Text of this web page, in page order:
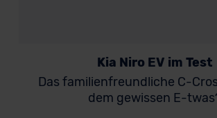
Kia Niro EV im Test
Das familienfreundliche C-
dem gewissen E-